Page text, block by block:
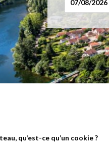
qu’est-ce qu’un cookie ?